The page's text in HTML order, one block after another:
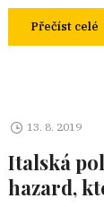
Přečíst celé
13. 8. 2019
Italská
hazard,